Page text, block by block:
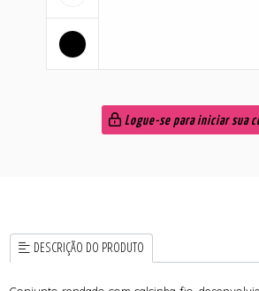
Logue-se para iniciar sua
DESCRIÇÃO DO PRODUTO